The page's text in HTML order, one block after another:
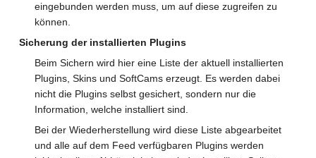
eingebunden werden muss, um auf diese zugreifen zu
können.
Sicherung der installierten Plugins
Beim Sichern wird hier eine Liste der aktuell installierten
Plugins, Skins und SoftCams erzeugt. Es werden dabei
nicht die Plugins selbst gesichert, sondern nur die
Information, welche installiert sind.
Bei der Wiederherstellung wird diese Liste abgearbeitet
und alle auf dem Feed verfügbaren Plugins werden